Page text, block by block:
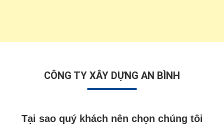
CÔNG TY XÂY DỰNG AN BÌNH
Tại sao quý khách nên chọn chúng tôi